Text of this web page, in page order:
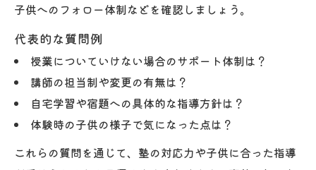
子供へのフォロー体制などを確認しましょう。
代表的な質問例
授業についていけない場合のサポート体制は？
講師の担当制や変更の有無は？
自宅学習や宿題への具体的な指導方針は？
体験時の子供の様子で気になった点は？
これらの質問を通じて、塾の対応力や子供に合った指導